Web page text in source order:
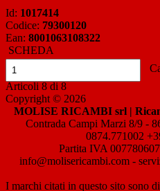
Id: 1017414
Codice: 79300120
Ean: 8001063108322
SCHEDA
Articoli 8 di 8
Copyright © 2026
MOLISE RICAMBI srl |
Contrada Campi Marzi 8/9 -
0874.771002
Partita IVA
info@molisericambi.com -
I marchi citati in questo sito sono